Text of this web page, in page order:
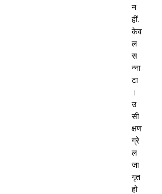
न
हीं,
केव
ल
स
न्ना
टा
।
उ
सी
क्षण
ग्रे
ल
जा
गृत
हो